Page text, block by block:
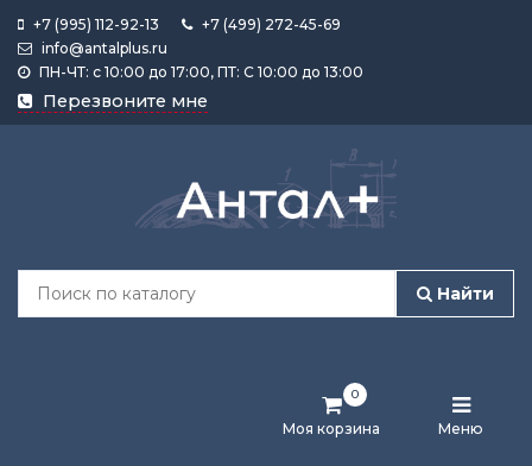
+7 (995) 112-92-13
+7 (499) 272-45-69
info@antalplus.ru
ПН-ЧТ: с 10:00 до 17:00, ПТ: С 10:00 до 13:00
Перезвоните мне
Найти
Моя корзина
0
Меню
Каталог
продукции
Лента